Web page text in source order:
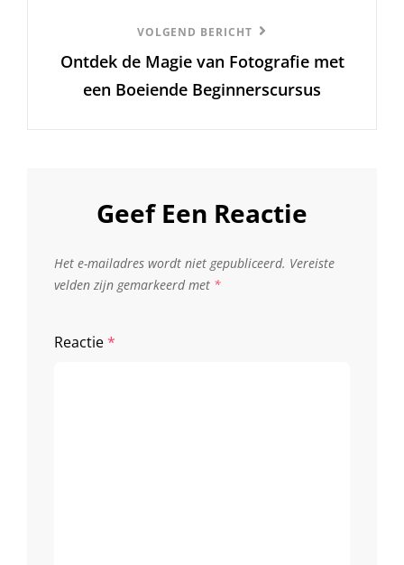
Bericht
VOLGEND BERICHT
Ontdek de Magie van Fotografie met
een Boeiende Beginnerscursus
Geef Een Reactie
Het e-mailadres wordt niet gepubliceerd. Vereiste
velden zijn gemarkeerd met *
Reactie*